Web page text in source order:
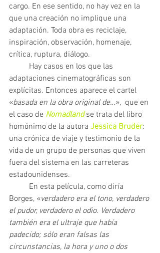
cargo. En ese sentido, no hay vez en la
que una creación no implique una
adaptación. Toda obra es reciclaje,
inspiración, observación, homenaje,
adaptaciones cinematográficas son
explícitas. Entonces aparece el cartel
«basada en la obra original de…»,  que en
el caso de Nomadland se trata del libro
homónimo de la autora Jessica Bruder:
una crónica de viaje y testimonio de la
vida de un grupo de personas que viven
fuera del sistema en las carreteras
Borges, «verdadero era el tono, verdadero
el pudor, verdadero el odio. Verdadero
también era el ultraje que había
padecido; sólo eran falsas las
circunstancias, la hora y uno o dos